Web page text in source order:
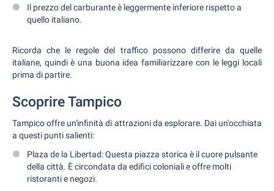
Il prezzo del carburante è leggermente inferiore rispetto a
quello italiano.
Ricorda che le regole del traffico possono differire da quelle
italiane, quindi è una buona idea familiarizzare con le leggi locali
prima di partire.
Scoprire Tampico
Tampico offre un'infinità di attrazioni da esplorare. Dai un'occhiata
a questi punti salienti:
Plaza de la Libertad: Questa piazza storica è il cuore pulsante
della città. È circondata da edifici coloniali e offre molti
ristoranti e negozi.